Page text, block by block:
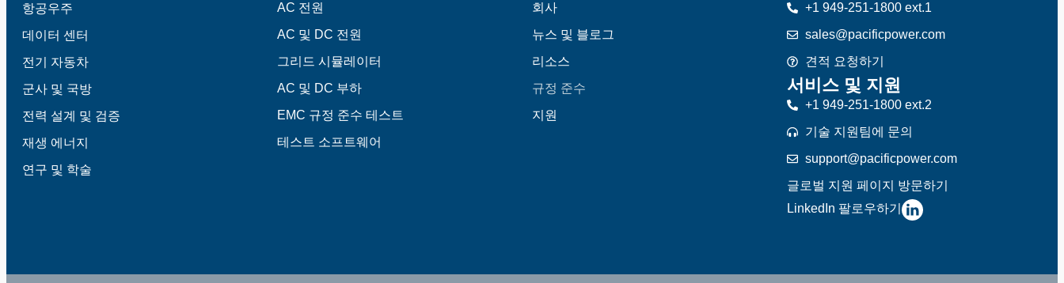
항공우주
데이터 센터
전기 자동차
군사 및 국방
전력 설계 및 검증
재생 에너지
연구 및 학술
AC 전원
AC 및 DC 전원
그리드 시뮬레이터
AC 및 DC 부하
EMC 규정 준수 테스트
테스트 소프트웨어
회사
뉴스 및 블로그
리소스
규정 준수
지원
+1 949-251-1800 ext.1
sales@pacificpower.com
견적 요청하기
서비스 및 지원
+1 949-251-1800 ext.2
기술 지원팀에 문의
support@pacificpower.com
글로벌 지원 페이지 방문하기
LinkedIn 팔로우하기